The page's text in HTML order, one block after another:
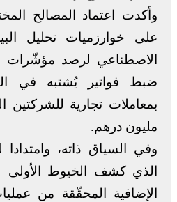
وأكدت اعتماد المصالح
على خوارزميات تحليل
الاصطناعي لرصد مؤشّرات
ضبط فواتير يُشتبه في
مليون درهم.
وفي السياق ذاته، وامتدادا
الذي كشف الخيوط الأولى
الإضافية المحقّقة من